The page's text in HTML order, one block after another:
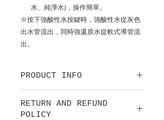
水、純淨水)，操作簡單。
※按下強酸性水按鍵時，強酸性水從灰色
出水管流出，同時強還原水從軟式導管流
出。
PRODUCT INFO
RETURN AND REFUND
POLICY